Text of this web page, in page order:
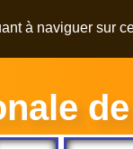
à naviguer sur